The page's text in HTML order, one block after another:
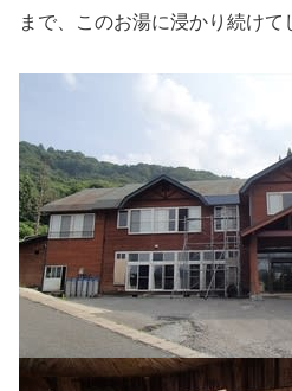
まで、このお湯に浸かり続けて